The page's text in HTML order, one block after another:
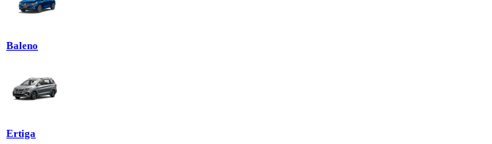
Baleno
Ertiga